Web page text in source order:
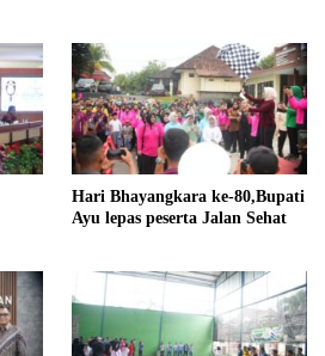
Hari Bhayangkara ke-80,Bupati
Ayu lepas peserta Jalan Sehat